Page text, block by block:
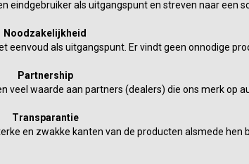
eindgebruiker als uitgangspunt en streven naar een
Noodzakelijkheid
als uitgangspunt. Er vindt geen onnodige
Partnership
veel waarde aan partners (dealers) die ons merk op
Transparantie
en zwakke kanten van de producten alsmede hen